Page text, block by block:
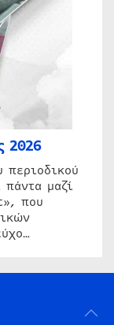
2026
περιοδικού
μαζί
που